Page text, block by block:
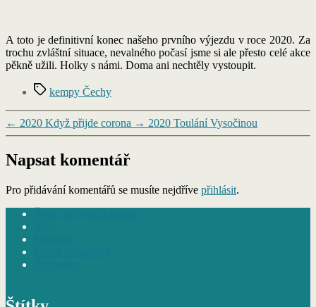
A toto je definitivní konec našeho prvního výjezdu v roce 2020. Za
trochu zvláštní situace, nevalného počasí jsme si ale přesto celé akce
pěkně užili. Holky s námi. Doma ani nechtěly vystoupit.
Štítkykempy Čechy
← 2020 Když přijde corona → 2020 Toulání Vysočinou
Napsat komentář
Pro přidávání komentářů se musíte nejdříve přihlásit.